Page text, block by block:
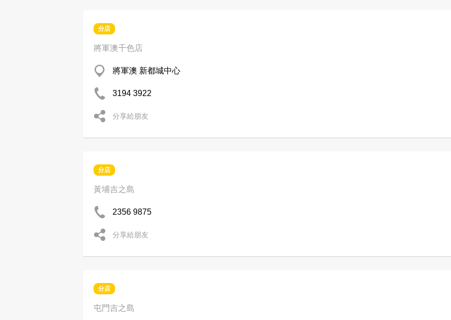
分店
將軍澳千色店
將軍澳 新都城中心
3194 3922
分享給朋友
分店
黃埔吉之島
2356 9875
分享給朋友
分店
屯門吉之島